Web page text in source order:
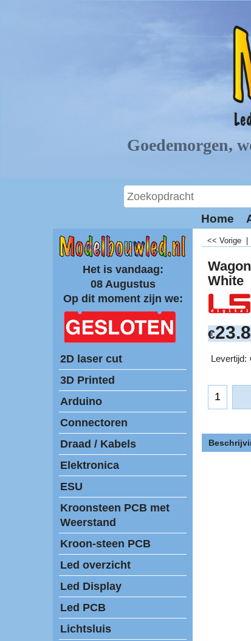
Home
Het is vandaag:
08 Augustus
Op dit moment zijn we:
2D laser cut
3D Printed
Arduino
Connectoren
Draad / Kabels
Elektronica
ESU
Kroonsteen PCB met
Weerstand
Kroon-steen PCB
Led overzicht
Led Display
Led PCB
Lichtsluis
<< Vorige
White
€
Levertijd: